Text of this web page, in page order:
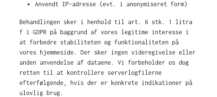
Anvendt IP-adresse (evt. i anonymiseret form)
Behandlingen sker i henhold til art. 6 stk. 1 litra
f i GDPR på baggrund af vores legitime interesse i
at forbedre stabiliteten og funktionaliteten på
vores hjemmeside. Der sker ingen videregivelse eller
anden anvendelse af dataene. Vi forbeholder os dog
retten til at kontrollere serverlogfilerne
efterfølgende, hvis der er konkrete indikationer på
ulovlig brug.